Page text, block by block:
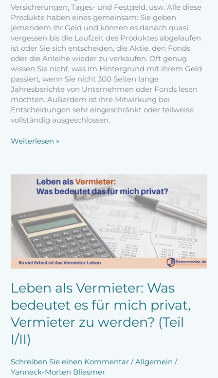
Versicherungen, Tages- und Festgeld, usw. Alle diese
Produkte haben eines gemeinsam: Sie geben
jemandem ihr Geld und können es danach quasi
vergessen bis die Laufzeit des Produktes abgelaufen
ist oder Sie sich entscheiden, die Aktie, den Fonds
oder die Anleihe wieder zu verkaufen. Oft genug
wissen Sie nicht, was im Hintergrund mit ihrem Geld
passiert, wenn Sie nicht 300 Seiten lange
Jahresberichte von Unternehmen oder Fonds lesen
möchten. Außerdem ist ihre Mitwirkung bei
Entscheidungen sehr eingeschränkt oder teilweise
vollständig ausgeschlossen.
Weiterlesen »
Leben als Vermieter: Was
bedeutet es für mich privat,
Vermieter zu werden? (Teil
I/II)
Schreiben Sie einen Kommentar /Allgemein /
Yanneck-Morten Bliesmer
bedeutet
es
für
mich
privat,
Vermieter
werden?
(Teil
I/II)